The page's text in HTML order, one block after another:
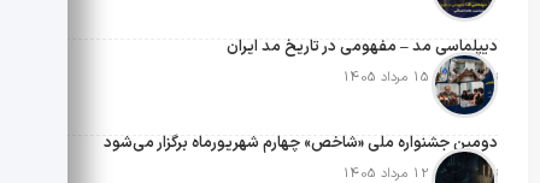
دیپلماسی مد – مفهومی در تاریخ مد ایران
تاریخ انتشار: 15 مرداد 1405
دومین جشنواره ملی «شاخص» چهارم شهریورماه برگزار می‌شود
تاریخ انتشار: 12 مرداد 1405